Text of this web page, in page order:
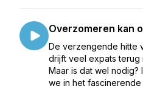
Overzomeren kan
De verzengende hitte
drijft veel expats terug
Maar is dat wel
we in het